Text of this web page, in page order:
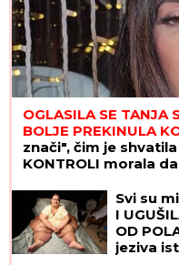
OGLASILA SE TANJA
BOLJE PREKINULA
znači", čim je
KONTROLI morala
Svi su
I
OD
jeziva